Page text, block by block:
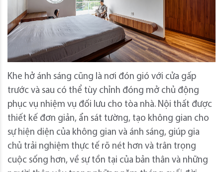
Khe hở ánh sáng cũng là nơi đón gió với cửa gấp
trước và sau có thể tùy chỉnh đóng mở chủ động
phục vụ nhiệm vụ đối lưu cho tòa nhà. Nội thất được
thiết kế đơn giản, ẩn sát tường, tạo không gian cho
sự hiện diện của không gian và ánh sáng, giúp gia
chủ trải nghiệm thực tế rõ nét hơn và trân trọng
cuộc sống hơn, về sự tồn tại của bản thân và những